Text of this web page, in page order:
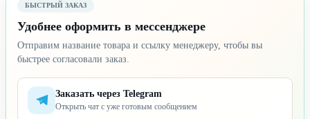
БЫСТРЫЙ ЗАКАЗ
Удобнее оформить в мессенджере
Отправим название товара и ссылку менеджеру, чтобы вы
быстрее согласовали заказ.
Заказать через Telegram
Открыть чат с уже готовым сообщением